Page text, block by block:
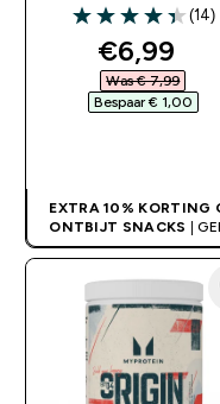
4.36 out of 5
(14)
€6,99‎
Was € 7,99‎
Bespaar € 1,00‎
EXTRA 10% KORTING
ONTBIJT SNACKS |
CODE NODIG